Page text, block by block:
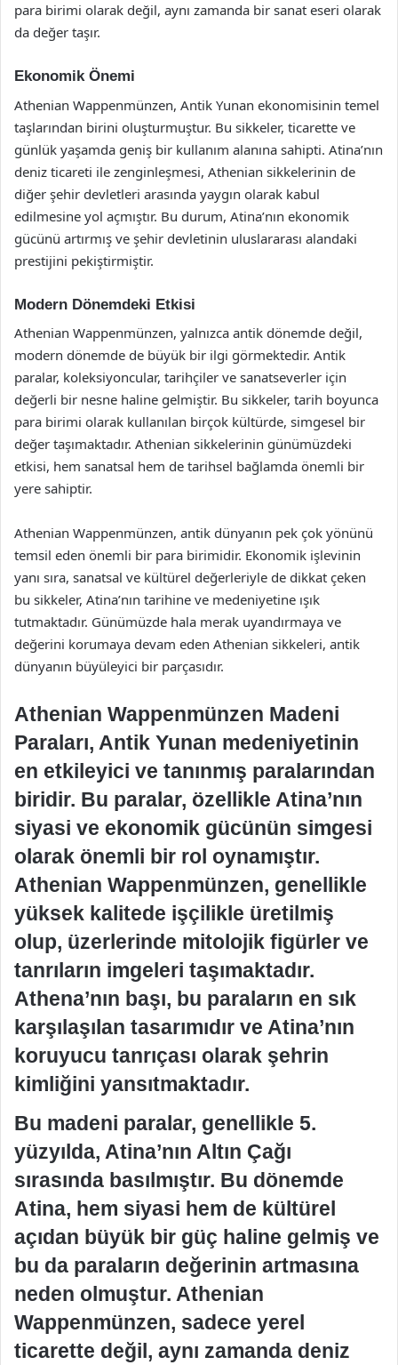
para birimi olarak değil, aynı zamanda bir sanat eseri olarak
da değer taşır.
Ekonomik Önemi
Athenian Wappenmünzen, Antik Yunan ekonomisinin temel
taşlarından birini oluşturmuştur. Bu sikkeler, ticarette ve
günlük yaşamda geniş bir kullanım alanına sahipti. Atina’nın
deniz ticareti ile zenginleşmesi, Athenian sikkelerinin de
diğer şehir devletleri arasında yaygın olarak kabul
edilmesine yol açmıştır. Bu durum, Atina’nın ekonomik
gücünü artırmış ve şehir devletinin uluslararası alandaki
prestijini pekiştirmiştir.
Modern Dönemdeki Etkisi
Athenian Wappenmünzen, yalnızca antik dönemde değil,
modern dönemde de büyük bir ilgi görmektedir. Antik
paralar, koleksiyoncular, tarihçiler ve sanatseverler için
değerli bir nesne haline gelmiştir. Bu sikkeler, tarih boyunca
para birimi olarak kullanılan birçok kültürde, simgesel bir
değer taşımaktadır. Athenian sikkelerinin günümüzdeki
etkisi, hem sanatsal hem de tarihsel bağlamda önemli bir
yere sahiptir.
Athenian Wappenmünzen, antik dünyanın pek çok yönünü
temsil eden önemli bir para birimidir. Ekonomik işlevinin
yanı sıra, sanatsal ve kültürel değerleriyle de dikkat çeken
bu sikkeler, Atina’nın tarihine ve medeniyetine ışık
tutmaktadır. Günümüzde hala merak uyandırmaya ve
değerini korumaya devam eden Athenian sikkeleri, antik
dünyanın büyüleyici bir parçasıdır.
Athenian Wappenmünzen Madeni
Paraları, Antik Yunan medeniyetinin
en etkileyici ve tanınmış paralarından
biridir. Bu paralar, özellikle Atina’nın
siyasi ve ekonomik gücünün simgesi
olarak önemli bir rol oynamıştır.
Athenian Wappenmünzen, genellikle
yüksek kalitede işçilikle üretilmiş
olup, üzerlerinde mitolojik figürler ve
tanrıların imgeleri taşımaktadır.
Athena’nın başı, bu paraların en sık
karşılaşılan tasarımıdır ve Atina’nın
koruyucu tanrıçası olarak şehrin
kimliğini yansıtmaktadır.
Bu madeni paralar, genellikle 5.
yüzyılda, Atina’nın Altın Çağı
sırasında basılmıştır. Bu dönemde
Atina, hem siyasi hem de kültürel
açıdan büyük bir güç haline gelmiş ve
bu da paraların değerinin artmasına
neden olmuştur. Athenian
Wappenmünzen, sadece yerel
ticarette değil, aynı zamanda deniz